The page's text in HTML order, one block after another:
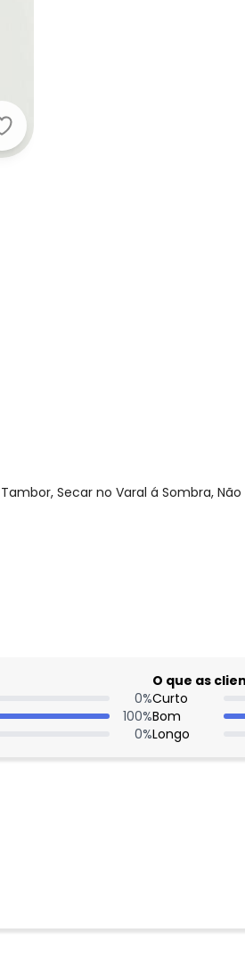
Cativa - Blusa Decote V em
Secar no Varal á Sombra, Não
0%
100%
0%
O que as
Curto
Bom
Longo
Digite seu e-mail
Telefone
Ao enviar o cadastro,